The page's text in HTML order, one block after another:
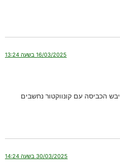
16/03/2025 בשעה 13:24
הכביסה עם קונווקטור נחשבים
30/03/2025 בשעה 14:24